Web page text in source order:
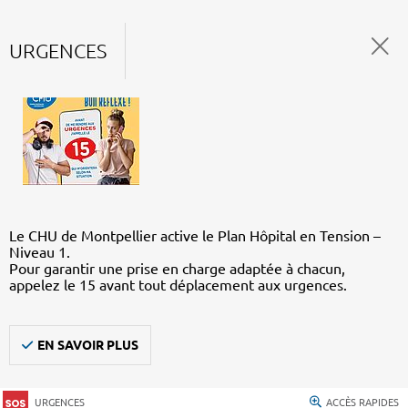
URGENCES
Le CHU de Montpellier active le Plan Hôpital en Tension –
Niveau 1.
Pour garantir une prise en charge adaptée à chacun,
appelez le 15 avant tout déplacement aux urgences.
EN SAVOIR PLUS
URGENCES ACCÈS RAPIDES